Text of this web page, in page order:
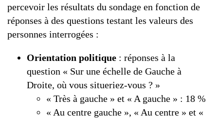
percevoir les résultats du sondage en fonction de
réponses à des questions testant les valeurs des
personnes interrogées :
Orientation politique : réponses à la
question « Sur une échelle de Gauche à
Droite, où vous situeriez-vous ? »
« Très à gauche » et « A gauche » : 18 %
« Au centre gauche », « Au centre » et «